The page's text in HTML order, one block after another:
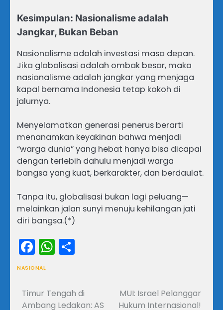
Kesimpulan: Nasionalisme adalah
Jangkar, Bukan Beban
Nasionalisme adalah investasi masa depan.
Jika globalisasi adalah ombak besar, maka
nasionalisme adalah jangkar yang menjaga
kapal bernama Indonesia tetap kokoh di
jalurnya.
Menyelamatkan generasi penerus berarti
menanamkan keyakinan bahwa menjadi
“warga dunia” yang hebat hanya bisa dicapai
dengan terlebih dahulu menjadi warga
bangsa yang kuat, berkarakter, dan berdaulat.
Tanpa itu, globalisasi bukan lagi peluang—
melainkan jalan sunyi menuju kehilangan jati
diri bangsa.(*)
Facebook
WhatsApp
NASIONAL
Navigasi
Timur Tengah di
Ambang Ledakan: AS
MUI: Israel Pelanggar
Hukum Internasional!